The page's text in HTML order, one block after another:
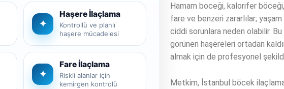
✦
Haşere İlaçlama
Kontrollü ve planlı
haşere mücadelesi
✦
Fare İlaçlama
Riskli alanlar için
kemirgen kontrolü
Hamam böceği, kalorifer
fare ve benzeri zararlılar; yaşam
ciddi sorunlara neden olabilir.
görünen haşereleri ortadan
almak için de profesyonel
Metkim, İstanbul böcek